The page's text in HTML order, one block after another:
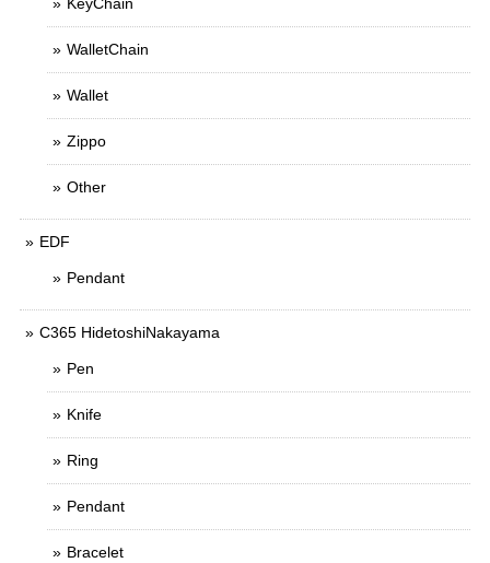
KeyChain
WalletChain
Wallet
Zippo
Other
EDF
Pendant
C365 HidetoshiNakayama
Pen
Knife
Ring
Pendant
Bracelet